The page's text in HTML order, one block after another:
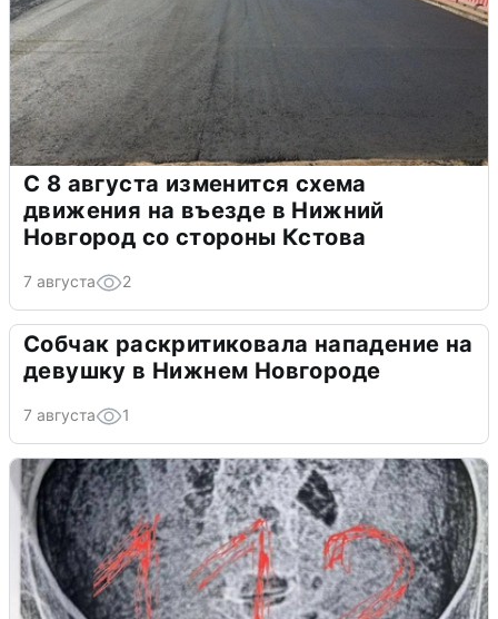
С 8 августа изменится схема
движения на въезде в Нижний
Новгород со стороны Кстова
7 августа 2
Собчак раскритиковала нападение на
девушку в Нижнем Новгороде
7 августа 1